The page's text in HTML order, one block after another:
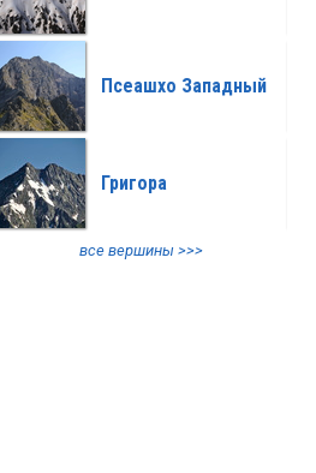
Псеашхо Западный
Григора
все вершины >>>